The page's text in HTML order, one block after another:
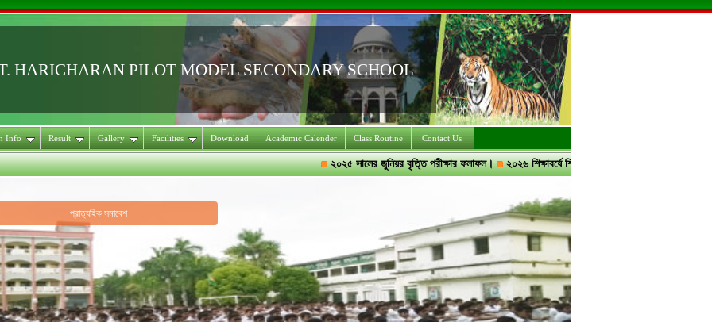
HARICHARAN PILOT MODEL SECONDARY SCHOOL
Info Result Gallery Facilities Download Academic Calender Class Routine Contact Us
২০২৫ সালের জুনিয়র বৃত্তি পরীক্ষার ফলাফল। ২০২৬ শিক্ষাবর্ষে শিক্ষার্থী ভর্তির লক্ষ্যে অনলাইনের ভর্তি ফরম
প্রাত্যহিক সমাবেশ